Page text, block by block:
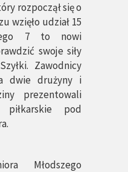
rozpoczął się o
wzięło udział 15
7 to nowi
swoje siły
Zawodnicy
dwie drużyny i
prezentowali
piłkarskie pod
Młodszego